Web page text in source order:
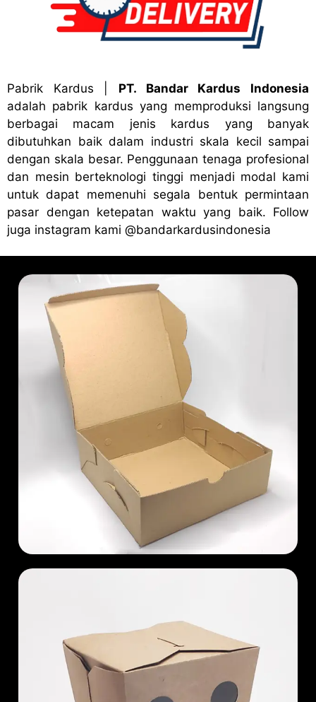
Pabrik Kardus
PT. Bandar Kardus Indonesia
adalah pabrik kardus yang memproduksi langsung
berbagai macam jenis kardus yang banyak
dibutuhkan baik dalam industri skala kecil sampai
dengan skala besar. Penggunaan tenaga profesional
dan mesin berteknologi tinggi menjadi modal kami
untuk dapat memenuhi segala bentuk permintaan
pasar dengan ketepatan waktu yang baik. Follow
juga instagram kami @bandarkardusindonesia